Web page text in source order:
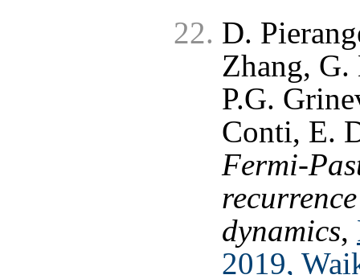
D.
Zhang, G.
P.G.
Conti, E.
Fermi-
dynamics,
2019,